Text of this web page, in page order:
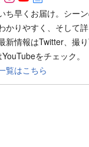
ち早くお届け。シー
かりやすく、そして
新情報はTwitter、撮
をチェック。
覧はこちら